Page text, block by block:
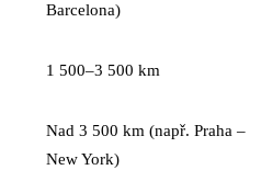
Barcelona)
1 500–3 500 km
Nad 3 500 km (např. Praha –
New York)